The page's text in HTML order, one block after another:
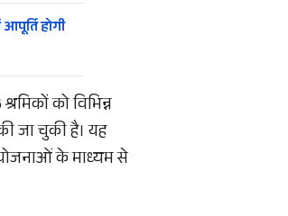
होगी
को विभिन्न
जा चुकी है। यह
योजनाओं के माध्यम से